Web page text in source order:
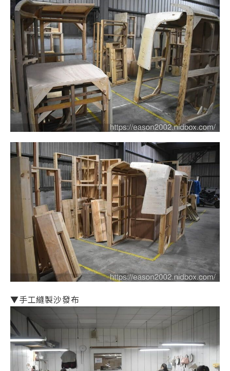
▼手工縫製沙發布